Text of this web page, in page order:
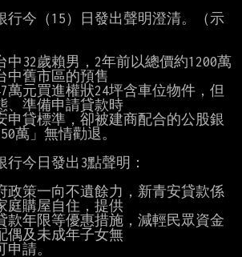
行今（15）日發出聲明澄清。（示
中32歲賴男，2年前以總價約1200萬
中舊市區的預售
萬元買進權狀24坪含車位物件，但
、準備申請貸款時
申貸標準，卻被建商配合的公股銀
萬」無情勸退。
今日發出3點聲明：
政策一向不遺餘力，新青安貸款係
庭購屋自住，提供
款年限等優惠措施，減輕民眾資金
偶及未成年子女無
申請。